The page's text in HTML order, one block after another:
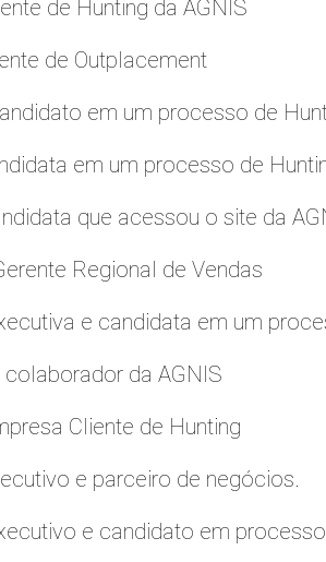
de Hunting da AGNIS
de Outplacement
em um processo de
em um processo de
que acessou o site da
Regional de Vendas
e candidata em um
colaborador da AGNIS
Cliente de Hunting
e parceiro de negócios.
e candidato em